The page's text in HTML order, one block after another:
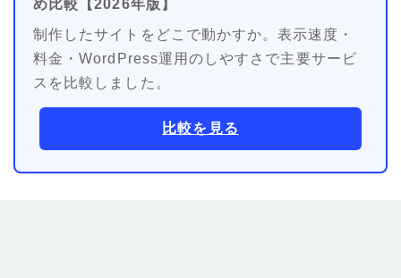
め比較【2026年版】
制作したサイトをどこで動かすか。表示速度・
料金・WordPress運用のしやすさで主要サービ
スを比較しました。
比較を見る